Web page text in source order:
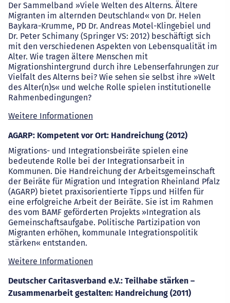
Der Sammelband »Viele Welten des Alterns. Ältere
Migranten im alternden Deutschland« von Dr. Helen
Baykara-Krumme, PD Dr. Andreas Motel-Klingebiel und
Dr. Peter Schimany (Springer VS: 2012) beschäftigt sich
mit den verschiedenen Aspekten von Lebensqualität im
Alter. Wie tragen ältere Menschen mit
Migrationshintergrund durch ihre Lebenserfahrungen zur
Vielfalt des Alterns bei? Wie sehen sie selbst ihre »Welt
des Alter(n)s« und welche Rolle spielen institutionelle
Rahmenbedingungen?
Weitere Informationen
AGARP: Kompetent vor Ort: Handreichung (2012)
Migrations- und Integrationsbeiräte spielen eine
bedeutende Rolle bei der Integrationsarbeit in
Kommunen. Die Handreichung der Arbeitsgemeinschaft
der Beiräte für Migration und Integration Rheinland Pfalz
(AGARP) bietet praxisorientierte Tipps und Hilfen für
eine erfolgreiche Arbeit der Beiräte. Sie ist im Rahmen
des vom BAMF geförderten Projekts »Integration als
Gemeinschaftsaufgabe. Politische Partizipation von
Migranten erhöhen, kommunale Integrationspolitik
stärken« entstanden.
Weitere Informationen
Deutscher Caritasverband e.V.: Teilhabe stärken –
Zusammenarbeit gestalten: Handreichung (2011)